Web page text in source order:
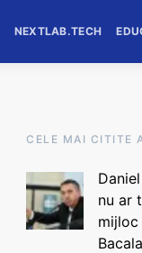
NEXTLAB.TECH
CELE MAI CITITE
nu ar